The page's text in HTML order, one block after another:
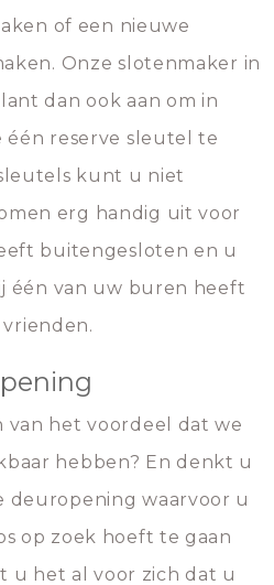
of een nieuwe
Onze slotenmaker in
dan ook aan om in
één reserve sleutel te
kunt u niet
erg handig uit voor
buitengesloten en u
één van uw buren heeft
het voordeel dat we
hebben? En denkt u
deuropening waarvoor u
op zoek hoeft te gaan
u het al voor zich dat u